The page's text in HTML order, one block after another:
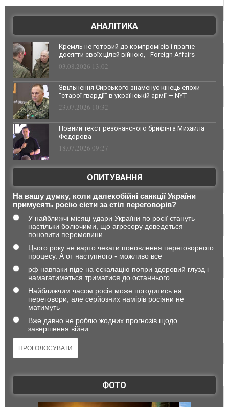
АНАЛІТИКА
Кремль не готовий до компромісів і прагне
досягти своїх цілей війною, - Foreign Affairs
03.08.2026 13:02
Звільнення Сирського знаменує кінець епохи
"старої гвардії" в українській армії — NYT
23.07.2026 10:32
Повний текст резонансного брифінга Михайла
Федорова
18.07.2026 09:27
ОПИТУВАННЯ
На вашу думку, коли далекобійні санкції України
примусять росію сісти за стіл переговорів?
У найближчі місяці удари України по росії стануть
настільки болючими, що агресору доведеться
поновити перемовини
Цього року не варто чекати поновлення переговорного
процесу. А от наступного - можливо все
рф навпаки піде на ескалацію попри здоровий глузд і
намагатиметься триматися до останнього
Найближчим часом росія може погодитись на
переговори, але серйозних намірів росіяни не
матимуть
Вже давно не роблю жодних прогнозів щодо
завершення війни
ФОТО